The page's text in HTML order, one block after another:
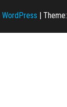
WordPress | Theme: